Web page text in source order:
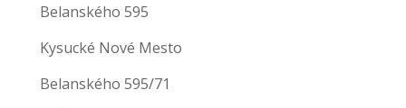
Belanského 595
Kysucké Nové Mesto
Belanského 595/71